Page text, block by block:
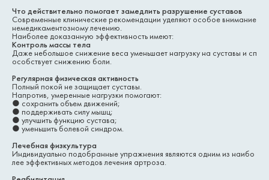
Что действительно помогает замедлить разрушение суставов
Современные клинические рекомендации уделяют особое внимание
немедикаментозному лечению.
Наиболее доказанную эффективность имеют:
Контроль массы тела
Даже небольшое снижение веса уменьшает нагрузку на суставы и сп
особствует снижению боли.
Регулярная физическая активность
Полный покой не защищает суставы.
Напротив, умеренные нагрузки помогают:
● сохранить объем движений;
● поддерживать силу мышц;
● улучшить функцию сустава;
● уменьшить болевой синдром.
Лечебная физкультура
Индивидуально подобранные упражнения являются одним из наибо
лее эффективных методов лечения артроза.